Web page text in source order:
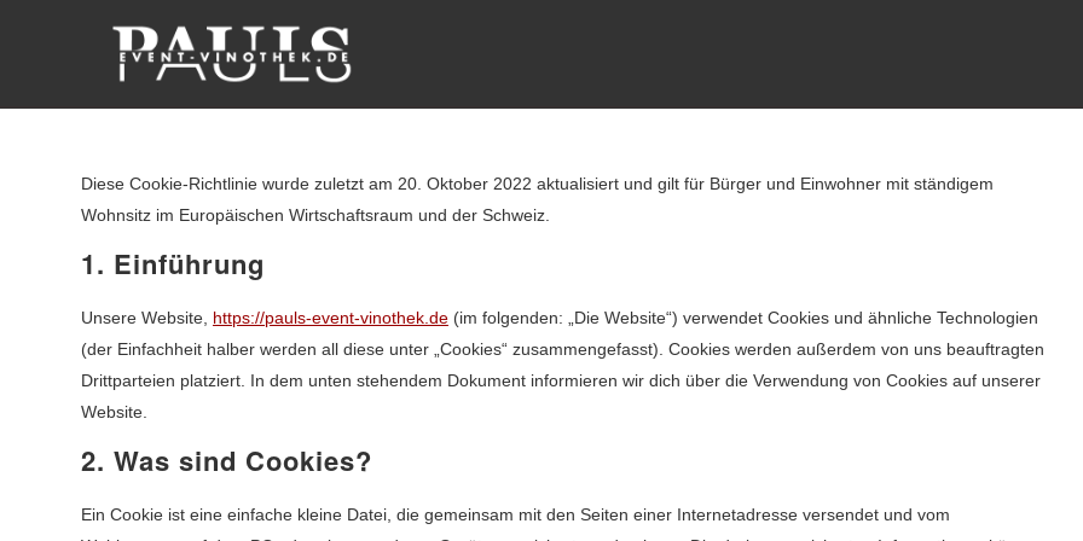
Diese Cookie-Richtlinie wurde zuletzt am 20. Oktober 2022 aktualisiert und gilt für Bürger und Einwohner mit ständigem
Wohnsitz im Europäischen Wirtschaftsraum und der Schweiz.
1. Einführung
Unsere Website, https://pauls-event-vinothek.de (im folgenden: „Die Website“) verwendet Cookies und ähnliche Technologien
(der Einfachheit halber werden all diese unter „Cookies“ zusammengefasst). Cookies werden außerdem von uns beauftragten
Drittparteien platziert. In dem unten stehendem Dokument informieren wir dich über die Verwendung von Cookies auf unserer
Website.
2. Was sind Cookies?
Ein Cookie ist eine einfache kleine Datei, die gemeinsam mit den Seiten einer Internetadresse versendet und vom